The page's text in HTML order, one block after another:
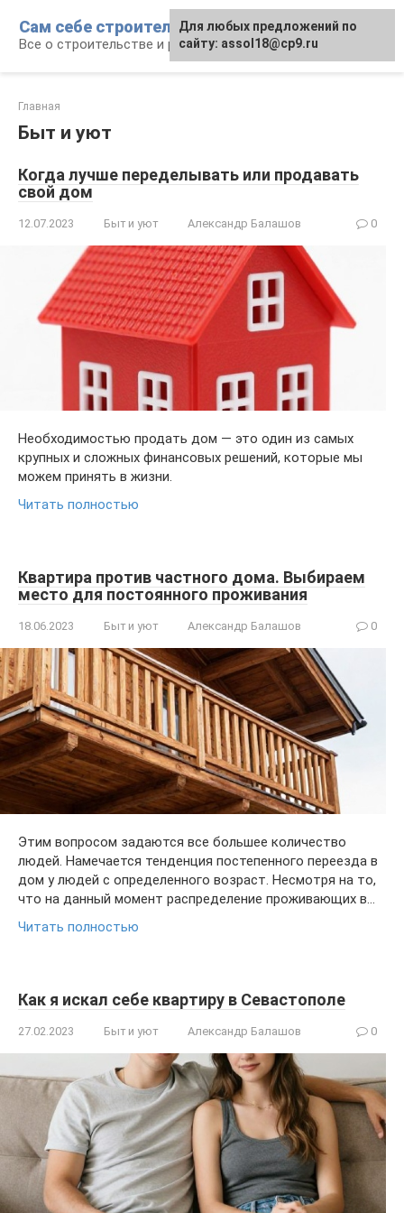
контенту
Сам себе строитель
Все о строительстве и ремонте
Главная
Быт и уют
Когда лучше переделывать или продавать
свой дом
12.07.2023 Быт и уют Александр Балашов 0
Необходимостью продать дом — это один из самых
крупных и сложных финансовых решений, которые мы
можем принять в жизни.
Читать полностью
Квартира против частного дома. Выбираем
место для постоянного проживания
18.06.2023 Быт и уют Александр Балашов 0
Этим вопросом задаются все большее количество
людей. Намечается тенденция постепенного переезда в
дом у людей с определенного возраст. Несмотря на то,
что на данный момент распределение проживающих в…
Читать полностью
Как я искал себе квартиру в Севастополе
27.02.2023 Быт и уют Александр Балашов 0
Для любых предложений по
сайту: assol18@cp9.ru